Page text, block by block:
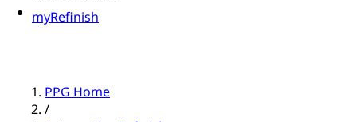
myRefinish
PPG Home
/